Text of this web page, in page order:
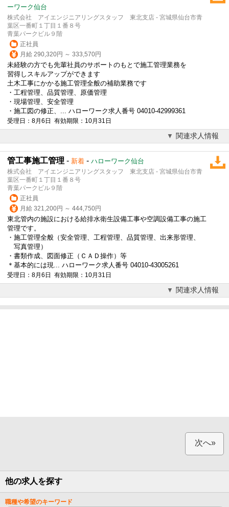
ーワーク仙台
株式会社 アイエンジニアリングスタッフ 東北支店 - 宮城県仙台市青
葉区一番町１丁目１番８号
青葉パークビル９階
正社員
月給 290,320円 ～ 333,570円
未経験の方でも先輩社員のサポートのもとで施工管理業務を
習得しスキルアップができます
土木工事にかかる施工管理全般の補助業務です
・工程管理、品質管理、原価管理
・現場管理、安全管理
・施工図の修正、... ハローワーク求人番号 04010-42999361
受理日：8月6日 有効期限：10月31日
関連求人情報
管工事施工管理 - 新着 - ハローワーク仙台
株式会社 アイエンジニアリングスタッフ 東北支店 - 宮城県仙台市青
葉区一番町１丁目１番８号
青葉パークビル９階
正社員
月給 321,200円 ～ 444,750円
東北管内の施設における給排水衛生設備工事や空調設備工事の施工
管理です。
・施工管理全般（安全管理、工程管理、品質管理、出来形管理、
写真管理）
・書類作成、図面修正（ＣＡＤ操作）等
＊基本的には現... ハローワーク求人番号 04010-43005261
受理日：8月6日 有効期限：10月31日
関連求人情報
次へ»
他の求人を探す
職種や希望のキーワード